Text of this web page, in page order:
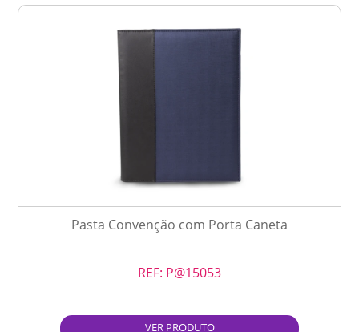
Pasta Convenção com Porta Caneta
REF: P@15053
VER PRODUTO